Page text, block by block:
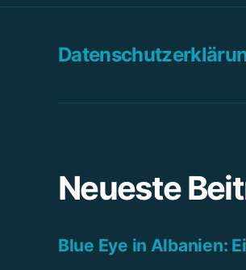
Neueste
Blue Eye in Albanien: